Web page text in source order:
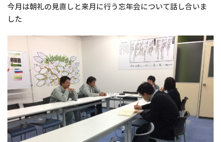
今月は朝礼の見直しと来月に行う忘年会について話し合いま
した